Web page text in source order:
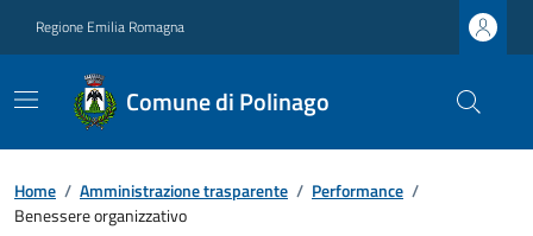
Regione Emilia Romagna
Comune di Polinago
Home / Amministrazione trasparente / Performance /
Benessere organizzativo